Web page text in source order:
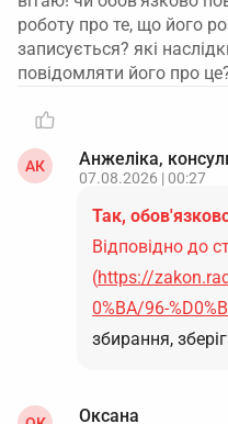
роботу про те, що його
записується? які
повідомляти його про
АК Анжеліка,
07.08.2026 | 00:27
Так,
Відповідно до
(https://
0%BA/96-
збирання,
Оксана